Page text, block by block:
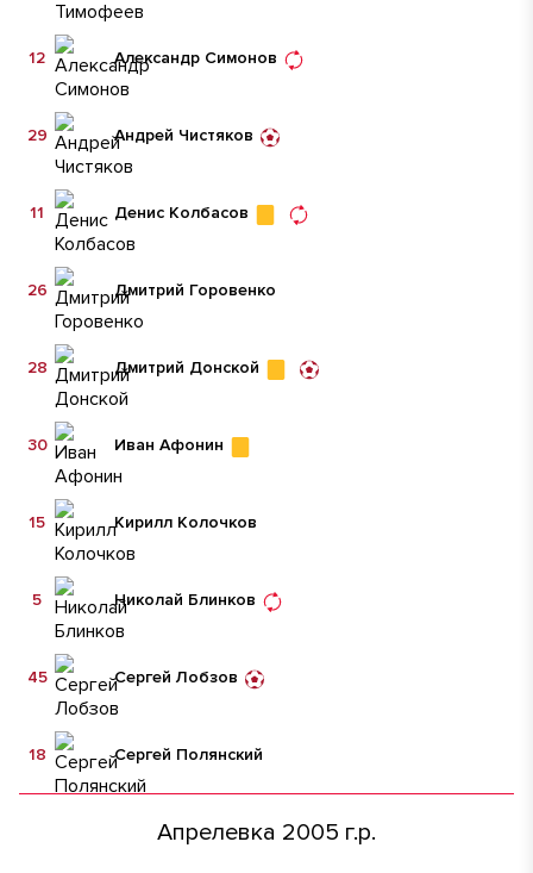
Александр Симонов
12
Андрей Чистяков
29
Денис Колбасов
11
Дмитрий Горовенко
26
Дмитрий Донской
28
Иван Афонин
30
Кирилл Колочков
15
Николай Блинков
5
Сергей Лобзов
45
Сергей Полянский
18
Апрелевка 2005 г.р.